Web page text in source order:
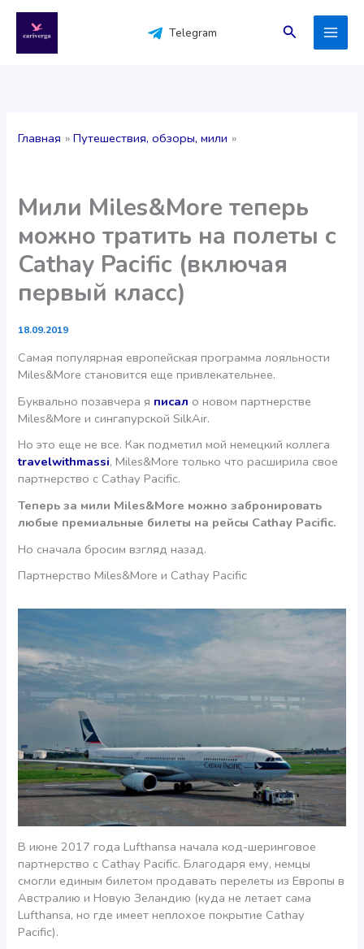
содержимому
Telegram Поиск
Главная Путешествия, обзоры, мили
Мили Miles&More теперь
можно тратить на полеты с
Cathay Pacific (включая
первый класс)
18.09.2019
Самая популярная европейская программа лояльности
Miles&More становится еще привлекательнее.
Буквально позавчера я писал о новом партнерстве
Miles&More и сингапурской SilkAir.
Но это еще не все. Как подметил мой немецкий коллега
travelwithmassi, Miles&More только что расширила свое
партнерство с Cathay Pacific.
Теперь за мили Miles&More можно забронировать
любые премиальные билеты на рейсы Cathay Pacific.
Но сначала бросим взгляд назад.
Партнерство Miles&More и Cathay Pacific
В июне 2017 года Lufthansa начала код-шеринговое
партнерство с Cathay Pacific. Благодаря ему, немцы
смогли единым билетом продавать перелеты из Европы в
Австралию и Новую Зеландию (куда не летает сама
Lufthansa, но где имеет неплохое покрытие Cathay
Pacific).